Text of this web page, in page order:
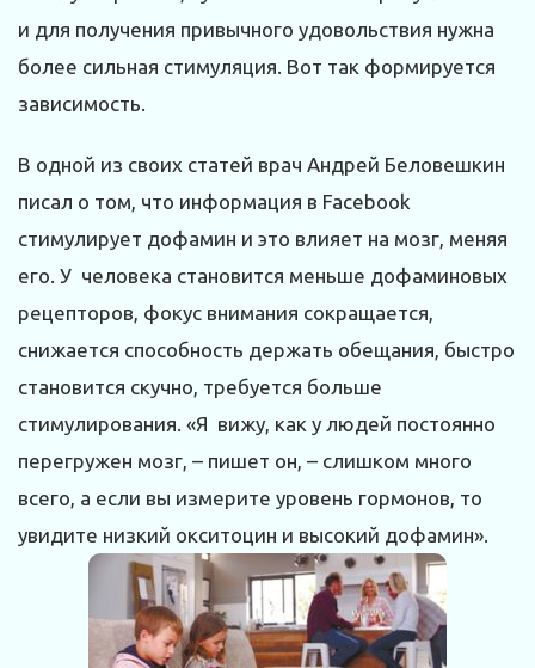
и для получения привычного удовольствия нужна
более сильная стимуляция. Вот так формируется
зависимость.
В одной из своих статей врач Андрей Беловешкин
писал о том, что информация в Facebook
стимулирует дофамин и это влияет на мозг, меняя
его. У человека становится меньше дофаминовых
рецепторов, фокус внимания сокращается,
снижается способность держать обещания, быстро
становится скучно, требуется больше
стимулирования. «Я вижу, как у людей постоянно
перегружен мозг, – пишет он, – слишком много
всего, а если вы измерите уровень гормонов, то
увидите низкий окситоцин и высокий дофамин».